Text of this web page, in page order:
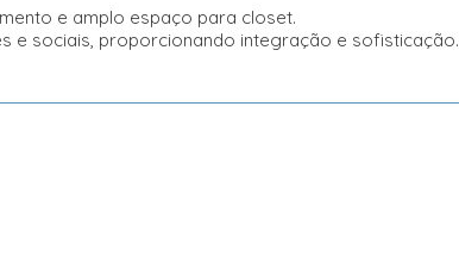
e amplo espaço para closet.
e sociais, proporcionando integração e sofisticação.